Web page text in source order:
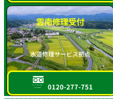
雲南修理受付
水道修理サービス拠点
フリーダイヤル
スマホOK!! 0120-277-751